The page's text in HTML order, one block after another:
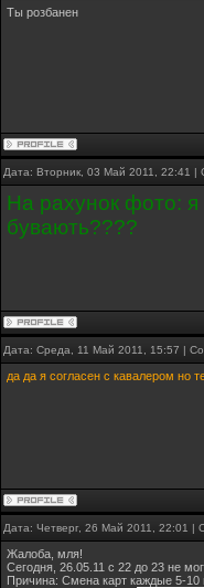
Ты розбанен
Дата: Вторник, 03 Май 2011, 22:41
На рахунок фото: я
бувають????
Дата: Среда, 11 Май 2011, 15:57 |
да да я согласен с кавалером но
Дата: Четверг, 26 Май 2011, 22:01
Жалоба, мля!
Сегодня, 26.05.11 с 22 до 23 не
Причина: Смена карт каждые 5-10